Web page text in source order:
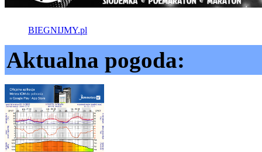
BIEGNIJMY.pl
Aktualna pogoda: